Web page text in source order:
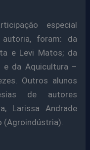
especial
foram: da
e Levi Matos; da
e da Aquicultura –
Outros alunos
de autores
Larissa Andrade
(Agroindústria).